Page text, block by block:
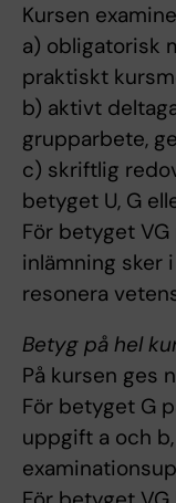
Kursen
a) obligatorisk
praktiskt
b) aktivt
grupparbete,
c) skriftlig
betyget U, G
För betyget
inlämning sker
resonera
Betyg på hel
På kursen ges
För betyget G
uppgift a och